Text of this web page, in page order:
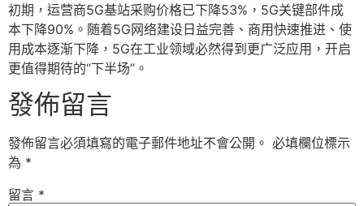
初期，运营商5G基站采购价格已下降53%，5G关键部件成
本下降90%。随着5G网络建设日益完善、商用快速推进、使
用成本逐渐下降，5G在工业领域必然得到更广泛应用，开启
更值得期待的“下半场”。
發佈留言
發佈留言必須填寫的電子郵件地址不會公開。 必填欄位標示
為 *
留言 *